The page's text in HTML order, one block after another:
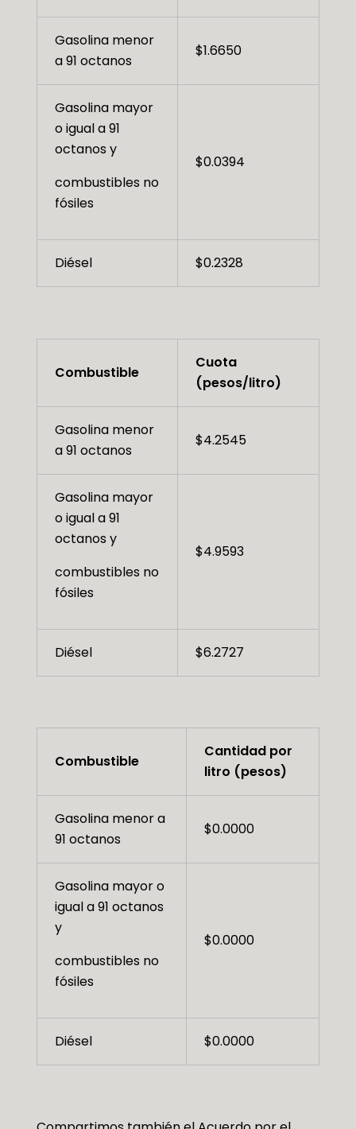
Gasolina menor
a 91 octanos
$1.6650
Gasolina mayor
o igual a 91
octanos y
combustibles no
fósiles
$0.0394
Diésel $0.2328
Combustible
Cuota
(pesos/litro)
Gasolina menor
a 91 octanos
$4.2545
Gasolina mayor
o igual a 91
octanos y
combustibles no
fósiles
$4.9593
Diésel $6.2727
Combustible
Cantidad por
litro (pesos)
Gasolina menor a
91 octanos
$0.0000
Gasolina mayor o
igual a 91 octanos
y
combustibles no
fósiles
$0.0000
Diésel $0.0000